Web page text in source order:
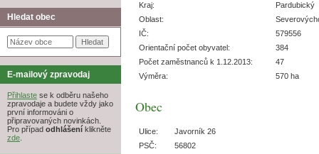
Hledat obec
E-mailový zpravodaj
Přihlaste se k odběru našeho
zpravodaje a budete vždy jako
první informováni o
připravovaných novinkách.
Pro případ odhlášení klikněte
zde.
Kraj:
Pardubický
Oblast:
IČ:
579556
Orientační počet obyvatel:
384
Počet zaměstnanců k 1.12.2013:
47
Výměra:
570 ha
Obec
Ulice:
Javorník 26
PSČ:
56802